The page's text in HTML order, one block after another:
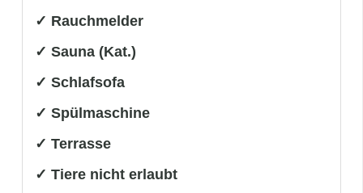
✓ Rauchmelder
✓ Sauna (Kat.)
✓ Schlafsofa
✓ Spülmaschine
✓ Terrasse
✓ Tiere nicht erlaubt